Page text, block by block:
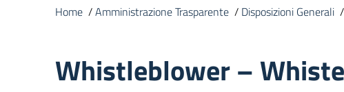
Home /Amministrazione Trasparente / Disposizioni Generali /
Whistleblower –